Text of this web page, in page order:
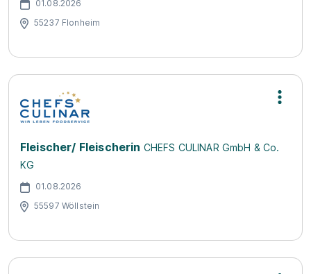
01.08.2026
55237 Flonheim
Fleischer/ Fleischerin CHEFS CULINAR GmbH & Co.
KG
01.08.2026
55597 Wöllstein